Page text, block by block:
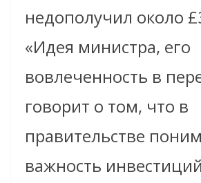
недополучил около
«Идея министра, его
вовлеченность в
говорит о том, что в
правительстве
важность